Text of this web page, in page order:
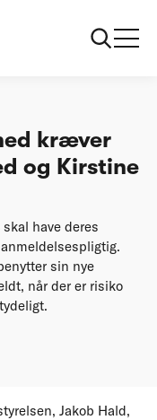
kræver
og Kirstine
have deres
sin nye
når der er risiko
Jakob Hald,